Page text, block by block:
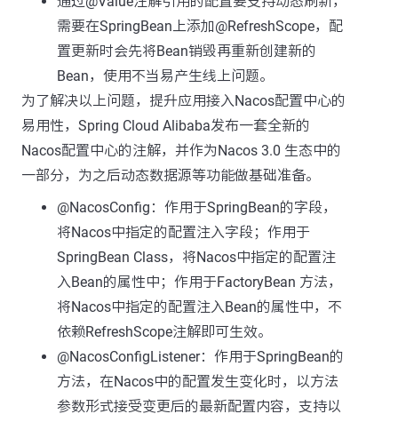
需要在SpringBean上添加@RefreshScope，配
置更新时会先将Bean销毁再重新创建新的
Bean，使用不当易产生线上问题。
为了解决以上问题，提升应用接入Nacos配置中心的
易用性，Spring Cloud Alibaba发布一套全新的
Nacos配置中心的注解，并作为Nacos 3.0 生态中的
一部分，为之后动态数据源等功能做基础准备。
@NacosConfig：作用于SpringBean的字段，
将Nacos中指定的配置注入字段；作用于
SpringBean Class，将Nacos中指定的配置注
入Bean的属性中；作用于FactoryBean 方法，
将Nacos中指定的配置注入Bean的属性中，不
依赖RefreshScope注解即可生效。
@NacosConfigListener：作用于SpringBean的
方法，在Nacos中的配置发生变化时，以方法
参数形式接受变更后的最新配置内容，支持以